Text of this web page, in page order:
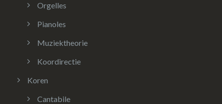
Orgelles
Pianoles
Muziektheorie
Koordirectie
Koren
Cantabile